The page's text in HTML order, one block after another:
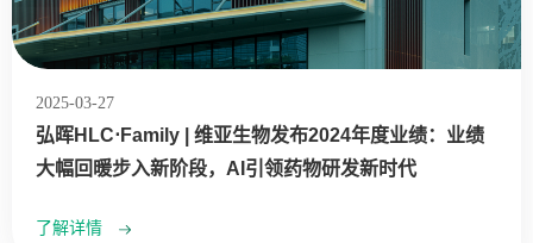
2025-03-27
弘晖HLC⋅Family | 维亚生物发布2024年度业绩：业绩
大幅回暖步入新阶段，AI引领药物研发新时代
了解详情